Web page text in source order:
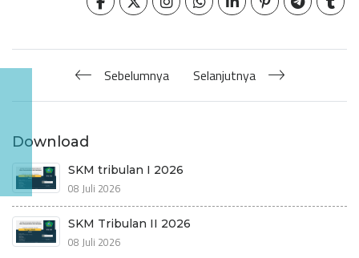
Sebelumnya Selanjutnya
Download
SKM tribulan I 2026
08 Juli 2026
SKM Tribulan II 2026
08 Juli 2026